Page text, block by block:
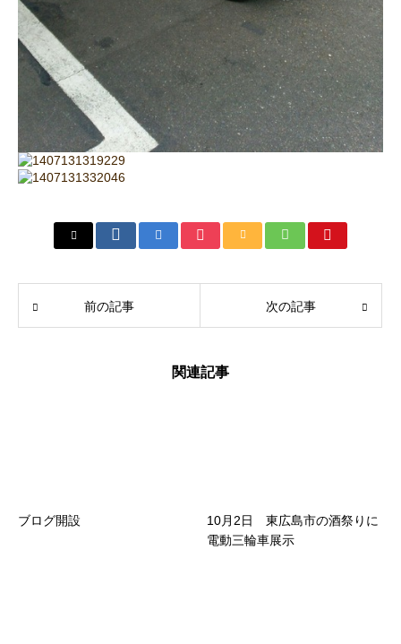
前の記事 次の記事
関連記事
ブログ開設
10月2日 東広島市の酒祭りに
電動三輪車展示